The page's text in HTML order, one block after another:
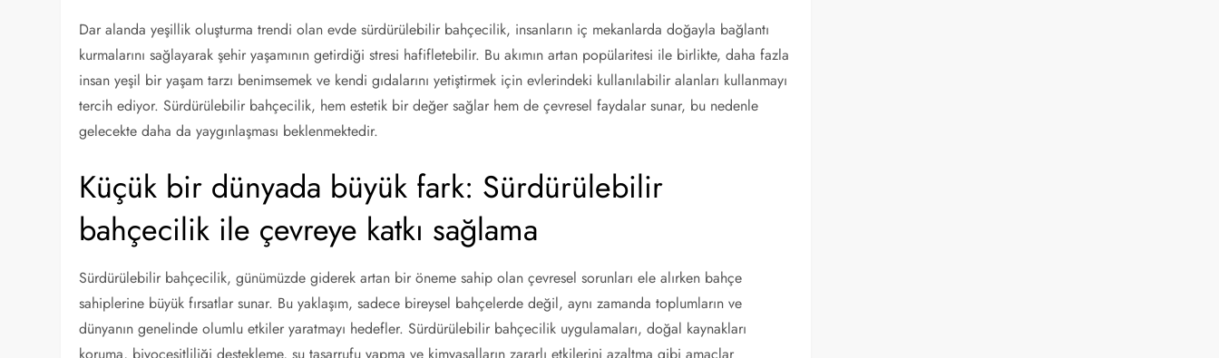
Dar alanda yeşillik oluşturma trendi olan evde sürdürülebilir bahçecilik, insanların iç mekanlarda doğayla bağlantı
kurmalarını sağlayarak şehir yaşamının getirdiği stresi hafifletebilir. Bu akımın artan popülaritesi ile birlikte, daha fazla
insan yeşil bir yaşam tarzı benimsemek ve kendi gıdalarını yetiştirmek için evlerindeki kullanılabilir alanları kullanmayı
tercih ediyor. Sürdürülebilir bahçecilik, hem estetik bir değer sağlar hem de çevresel faydalar sunar, bu nedenle
gelecekte daha da yaygınlaşması beklenmektedir.
Küçük bir dünyada büyük fark: Sürdürülebilir
bahçecilik ile çevreye katkı sağlama
Sürdürülebilir bahçecilik, günümüzde giderek artan bir öneme sahip olan çevresel sorunları ele alırken bahçe
sahiplerine büyük fırsatlar sunar. Bu yaklaşım, sadece bireysel bahçelerde değil, aynı zamanda toplumların ve
dünyanın genelinde olumlu etkiler yaratmayı hedefler. Sürdürülebilir bahçecilik uygulamaları, doğal kaynakları